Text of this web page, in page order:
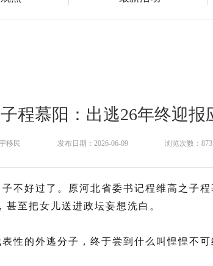
程慕阳：出逃26年终迎报
移民 发布日期：2026-06-09 浏览次数：
不好过了。原河北省委书记程维高之子程
至把女儿送进政坛妄想洗白。
性的外逃分子，终于尝到什么叫惶惶不可